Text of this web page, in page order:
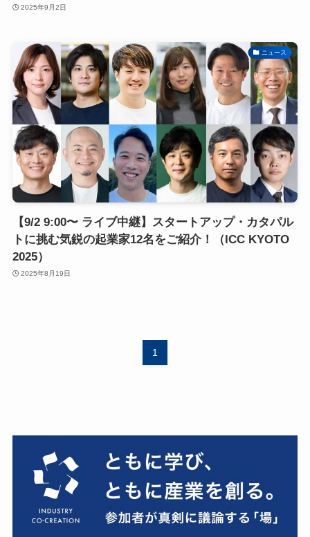
2025年9月2日
ニュース
【9/2 9:00〜 ライブ中継】スタートアップ・カタパル
トに挑む気鋭の起業家12名をご紹介！（ICC KYOTO
2025）
2025年8月19日
1